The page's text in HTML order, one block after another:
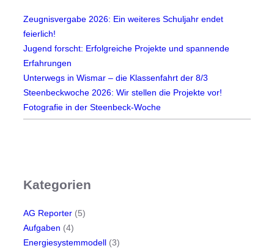
A
s
c
h
l
u
o
z
R
e
Zeugnisvergabe 2026: Ein weiteres Schuljahr endet
feierlich!
Jugend forscht: Erfolgreiche Projekte und spannende
Erfahrungen
Unterwegs in Wismar – die Klassenfahrt der 8/3
Steenbeckwoche 2026: Wir stellen die Projekte vor!
Fotografie in der Steenbeck-Woche
Kategorien
AG Reporter (5)
Aufgaben (4)
Energiesystemmodell (3)